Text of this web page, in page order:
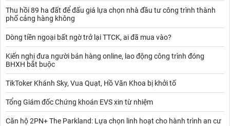
Thu hồi 89 ha đất để đấu giá lựa chọn nhà đầu tư công trình thành
phố cảng hàng không
Dòng tiền ngoại bất ngờ trở lại TTCK, ai đã mua vào?
Kiến nghị đưa người bán hàng online, lao động công trình đóng
BHXH bắt buộc
TikToker Khánh Sky, Vua Quạt, Hồ Văn Khoa bị khởi tố
Tổng Giám đốc Chứng khoán EVS xin từ nhiệm
Căn hộ 2PN+ The Parkland: Lựa chọn linh hoạt cho hành trình an cư